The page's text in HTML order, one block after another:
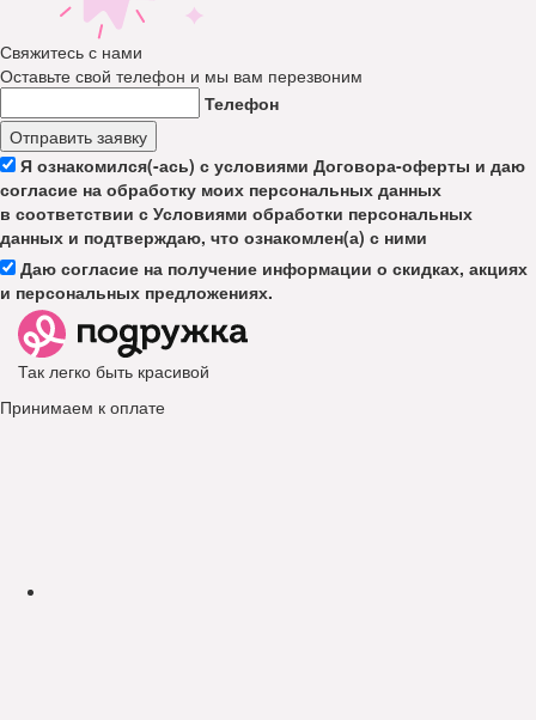
Свяжитесь с нами
Оставьте свой телефон и мы вам перезвоним
Телефон
Отправить заявку
Я ознакомился(-ась) с условиями Договора-оферты и даю
согласие на обработку моих персональных данных
в соответствии с Условиями обработки персональных
данных и подтверждаю, что ознакомлен(а) с ними
Даю согласие на получение информации о скидках, акциях
и персональных предложениях.
Так легко быть красивой
Принимаем к оплате